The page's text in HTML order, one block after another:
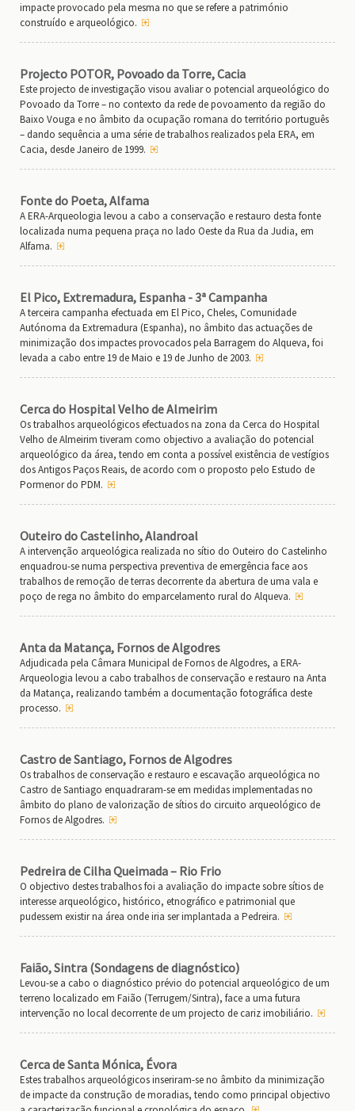
impacte provocado pela mesma no que se refere a património
construído e arqueológico.
Projecto POTOR, Povoado da Torre, Cacia
Este projecto de investigação visou avaliar o potencial arqueológico do
Povoado da Torre – no contexto da rede de povoamento da região do
Baixo Vouga e no âmbito da ocupação romana do território português
– dando sequência a uma série de trabalhos realizados pela ERA, em
Cacia, desde Janeiro de 1999.
Fonte do Poeta, Alfama
A ERA-Arqueologia levou a cabo a conservação e restauro desta fonte
localizada numa pequena praça no lado Oeste da Rua da Judia, em
Alfama.
El Pico, Extremadura, Espanha - 3ª Campanha
A terceira campanha efectuada em El Pico, Cheles, Comunidade
Autónoma da Extremadura (Espanha), no âmbito das actuações de
minimização dos impactes provocados pela Barragem do Alqueva, foi
levada a cabo entre 19 de Maio e 19 de Junho de 2003.
Cerca do Hospital Velho de Almeirim
Os trabalhos arqueológicos efectuados na zona da Cerca do Hospital
Velho de Almeirim tiveram como objectivo a avaliação do potencial
arqueológico da área, tendo em conta a possível existência de vestígios
dos Antigos Paços Reais, de acordo com o proposto pelo Estudo de
Pormenor do PDM.
Outeiro do Castelinho, Alandroal
A intervenção arqueológica realizada no sítio do Outeiro do Castelinho
enquadrou-se numa perspectiva preventiva de emergência face aos
trabalhos de remoção de terras decorrente da abertura de uma vala e
poço de rega no âmbito do emparcelamento rural do Alqueva.
Anta da Matança, Fornos de Algodres
Adjudicada pela Câmara Municipal de Fornos de Algodres, a ERA-
Arqueologia levou a cabo trabalhos de conservação e restauro na Anta
da Matança, realizando também a documentação fotográfica deste
processo.
Castro de Santiago, Fornos de Algodres
Os trabalhos de conservação e restauro e escavação arqueológica no
Castro de Santiago enquadraram-se em medidas implementadas no
âmbito do plano de valorização de sítios do circuito arqueológico de
Fornos de Algodres.
Pedreira de Cilha Queimada – Rio Frio
O objectivo destes trabalhos foi a avaliação do impacte sobre sítios de
interesse arqueológico, histórico, etnográfico e patrimonial que
pudessem existir na área onde iria ser implantada a Pedreira.
Faião, Sintra (Sondagens de diagnóstico)
Levou-se a cabo o diagnóstico prévio do potencial arqueológico de um
terreno localizado em Faião (Terrugem/Sintra), face a uma futura
intervenção no local decorrente de um projecto de cariz imobiliário.
Cerca de Santa Mónica, Évora
Estes trabalhos arqueológicos inseriram-se no âmbito da minimização
de impacte da construção de moradias, tendo como principal objectivo